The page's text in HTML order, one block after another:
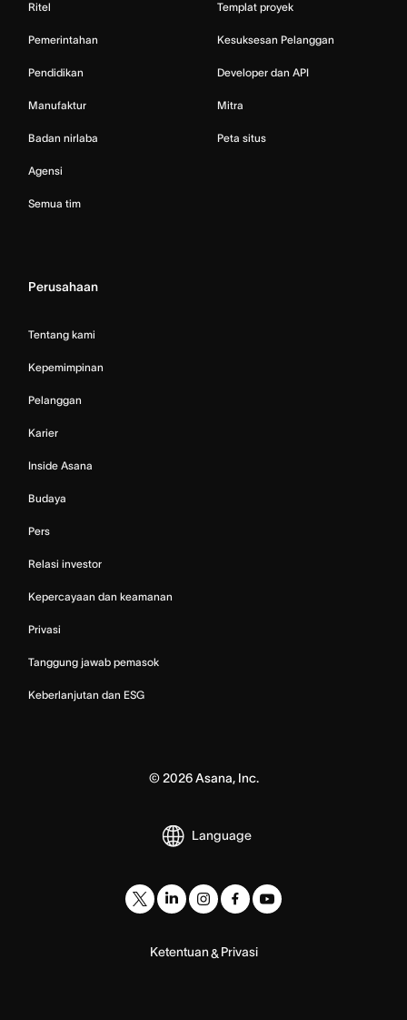
Ritel
Pemerintahan
Pendidikan
Manufaktur
Badan nirlaba
Agensi
Semua tim
Templat proyek
Kesuksesan Pelanggan
Developer dan API
Mitra
Peta situs
Perusahaan
Tentang kami
Kepemimpinan
Pelanggan
Karier
Inside Asana
Budaya
Pers
Relasi investor
Kepercayaan dan keamanan
Privasi
Tanggung jawab pemasok
Keberlanjutan dan ESG
©2026Asana, Inc.
Language
Ketentuan& Privasi